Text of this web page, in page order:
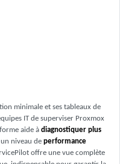
minimale et ses tableaux de
IT de superviser Proxmox
aide à diagnostiquer plus
niveau de performance
offre une vue complète